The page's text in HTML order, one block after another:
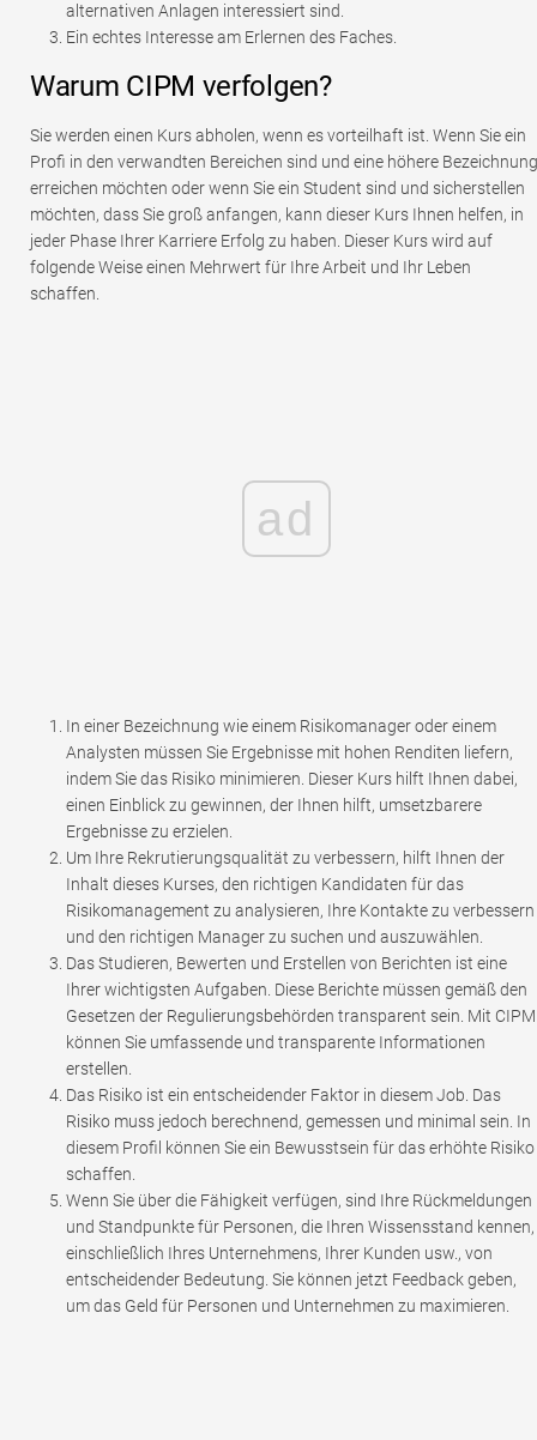
alternativen Anlagen interessiert sind.
Ein echtes Interesse am Erlernen des Faches.
Warum CIPM verfolgen?
Sie werden einen Kurs abholen, wenn es vorteilhaft ist. Wenn Sie ein
Profi in den verwandten Bereichen sind und eine höhere Bezeichnung
erreichen möchten oder wenn Sie ein Student sind und sicherstellen
möchten, dass Sie groß anfangen, kann dieser Kurs Ihnen helfen, in
jeder Phase Ihrer Karriere Erfolg zu haben. Dieser Kurs wird auf
folgende Weise einen Mehrwert für Ihre Arbeit und Ihr Leben
schaffen.
ad
In einer Bezeichnung wie einem Risikomanager oder einem
Analysten müssen Sie Ergebnisse mit hohen Renditen liefern,
indem Sie das Risiko minimieren. Dieser Kurs hilft Ihnen dabei,
einen Einblick zu gewinnen, der Ihnen hilft, umsetzbarere
Ergebnisse zu erzielen.
Um Ihre Rekrutierungsqualität zu verbessern, hilft Ihnen der
Inhalt dieses Kurses, den richtigen Kandidaten für das
Risikomanagement zu analysieren, Ihre Kontakte zu verbessern
und den richtigen Manager zu suchen und auszuwählen.
Das Studieren, Bewerten und Erstellen von Berichten ist eine
Ihrer wichtigsten Aufgaben. Diese Berichte müssen gemäß den
Gesetzen der Regulierungsbehörden transparent sein. Mit CIPM
können Sie umfassende und transparente Informationen
erstellen.
Das Risiko ist ein entscheidender Faktor in diesem Job. Das
Risiko muss jedoch berechnend, gemessen und minimal sein. In
diesem Profil können Sie ein Bewusstsein für das erhöhte Risiko
schaffen.
Wenn Sie über die Fähigkeit verfügen, sind Ihre Rückmeldungen
und Standpunkte für Personen, die Ihren Wissensstand kennen,
einschließlich Ihres Unternehmens, Ihrer Kunden usw., von
entscheidender Bedeutung. Sie können jetzt Feedback geben,
um das Geld für Personen und Unternehmen zu maximieren.